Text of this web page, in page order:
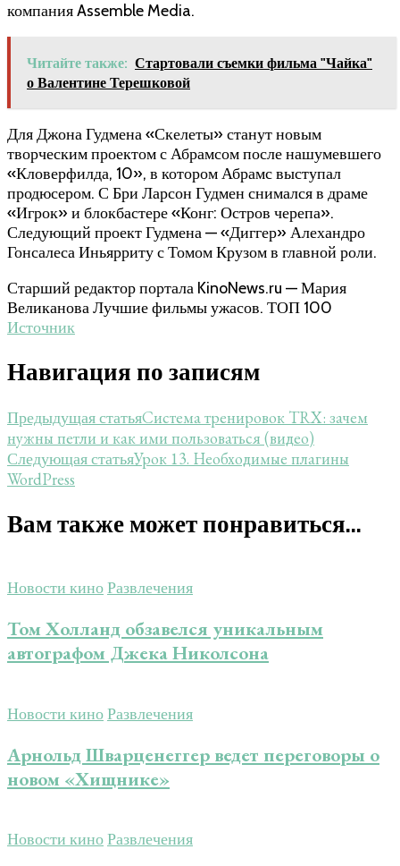
компания Assemble Media.
Читайте также: Стартовали съемки фильма "Чайка"
о Валентине Терешковой
Для Джона Гудмена «Скелеты» станут новым
творческим проектом с Абрамсом после нашумевшего
«Кловерфилда, 10», в котором Абрамс выступал
продюсером. С Бри Ларсон Гудмен снимался в драме
«Игрок» и блокбастере «Конг: Остров черепа».
Следующий проект Гудмена — «Диггер» Алехандро
Гонсалеса Иньярриту с Томом Крузом в главной роли.
Старший редактор портала KinoNews.ru — Мария
Великанова Лучшие фильмы ужасов. ТОП 100
Источник
Навигация по записям
Предыдущая статьяСистема тренировок TRX: зачем
нужны петли и как ими пользоваться (видео)
Следующая статьяУрок 13. Необходимые плагины
WordPress
Вам также может понравиться...
Новости киноРазвлечения
Том Холланд обзавелся уникальным
автографом Джека Николсона
Новости киноРазвлечения
Арнольд Шварценеггер ведет переговоры о
новом «Хищнике»
Новости киноРазвлечения